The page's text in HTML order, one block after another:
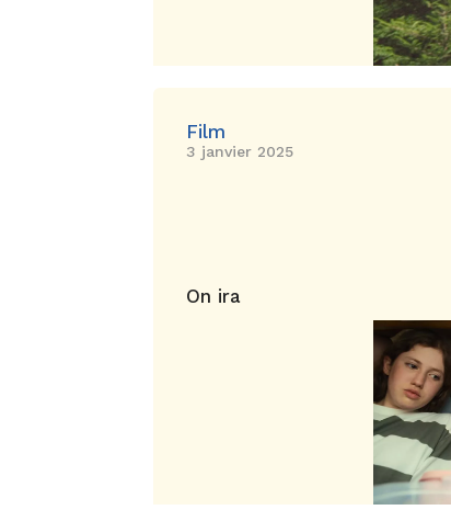
Film
3 janvier 2025
On ira